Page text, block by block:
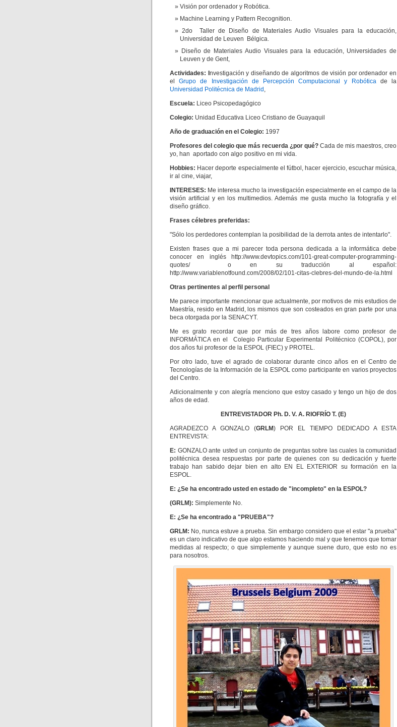
Visión por ordenador y Robótica.
Machine Learning y Pattern Recognition.
2do Taller de Diseño de Materiales Audio Visuales para la educación,
Universidad de Leuven Bélgica.
Diseño de Materiales Audio Visuales para la educación, Universidades de
Leuven y de Gent,
Actividades: I nvestigación y diseñando de algoritmos de visión por ordenador en
elGrupo de Investigación de Percepción Computacional y Robóticade la
Universidad Politécnica de Madrid ,
Escuela: Liceo Psicopedagógico
Colegio: Unidad Educativa Liceo Cristiano de Guayaquil
Año de graduación en el Colegio: 1997
Profesores del colegio que más recuerda ¿por qué? Cada de mis maestros, creo
yo, han aportado con algo positivo en mi vida.
Hobbies: Hacer deporte especialmente el fútbol, hacer ejercicio, escuchar música,
ir al cine, viajar,
INTERESES: Me interesa mucho la investigación especialmente en el campo de la
visión artificial y en los multimedios. Además me gusta mucho la fotografía y el
diseño gráfico.
Frases célebres preferidas:
"Sólo los perdedores contemplan la posibilidad de la derrota antes de intentarlo".
Existen frases que a mi parecer toda persona dedicada a la informática debe
conocer en inglés http://www.devtopics.com/101-great-computer-programming-
quotes/ o en su traducción al español:
http://www.variablenotfound.com/2008/02/101-citas-clebres-del-mundo-de-la.html
Otras pertinentes al perfil personal
Me parece importante mencionar que actualmente, por motivos de mis estudios de
Maestría, resido en Madrid, los mismos que son costeados en gran parte por una
beca otorgada por la SENACYT.
Me es grato recordar que por más de tres años labore como profesor de
INFORMÁTICA en el Colegio Particular Experimental Politécnico (COPOL), por
dos años fui profesor de la ESPOL (FIEC) y PROTEL.
Por otro lado, tuve el agrado de colaborar durante cinco años en el Centro de
Tecnologías de la Información de la ESPOL como participante en varios proyectos
del Centro.
Adicionalmente y con alegría menciono que estoy casado y tengo un hijo de dos
años de edad.
ENTREVISTADOR Ph. D. V. A. RIOFRÍO T. (E)
AGRADEZCO A GONZALO (GRLM) POR EL TIEMPO DEDICADO A ESTA
ENTREVISTA:
E: GONZALO ante usted un conjunto de preguntas sobre las cuales la comunidad
politécnica desea respuestas por parte de quienes con su dedicación y fuerte
trabajo han sabido dejar bien en alto EN EL EXTERIOR su formación en la
ESPOL.
E: ¿Se ha encontrado usted en estado de "incompleto" en la ESPOL?
(GRLM): Simplemente No.
E: ¿Se ha encontrado a "PRUEBA"?
GRLM : No, nunca estuve a prueba. Sin embargo considero que el estar "a prueba"
es un claro indicativo de que algo estamos haciendo mal y que tenemos que tomar
medidas al respecto; o que simplemente y aunque suene duro, que esto no es
para nosotros.